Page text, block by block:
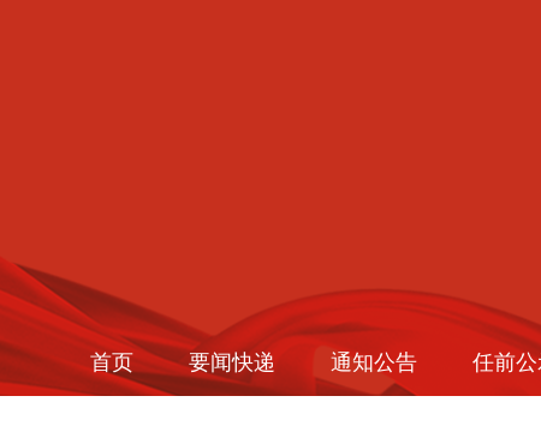
首页 要闻快递 通知公告 任前